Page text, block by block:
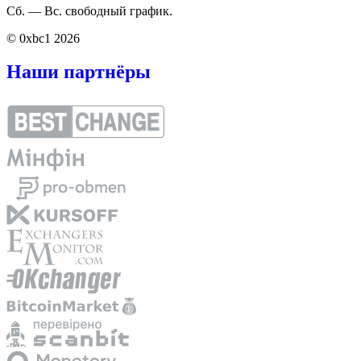
Сб. — Вс. свободный график.
© 0xbc1 2026
Наши партнёры